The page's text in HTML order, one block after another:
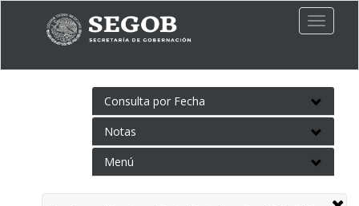
Toggle
Consulta por Fecha
Notas
Menú